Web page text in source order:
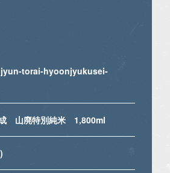
torai-hyoonjyukusei-
山廃特別純米 1,800ml